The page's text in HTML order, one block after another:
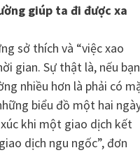
giúp ta đi được xa
sở thích và “việc xao
gian. Sự thật là, nếu bạn
nhiều hơn là phải có
biểu đồ một hai
khi một giao dịch kết
dịch ngu ngốc”, đơn